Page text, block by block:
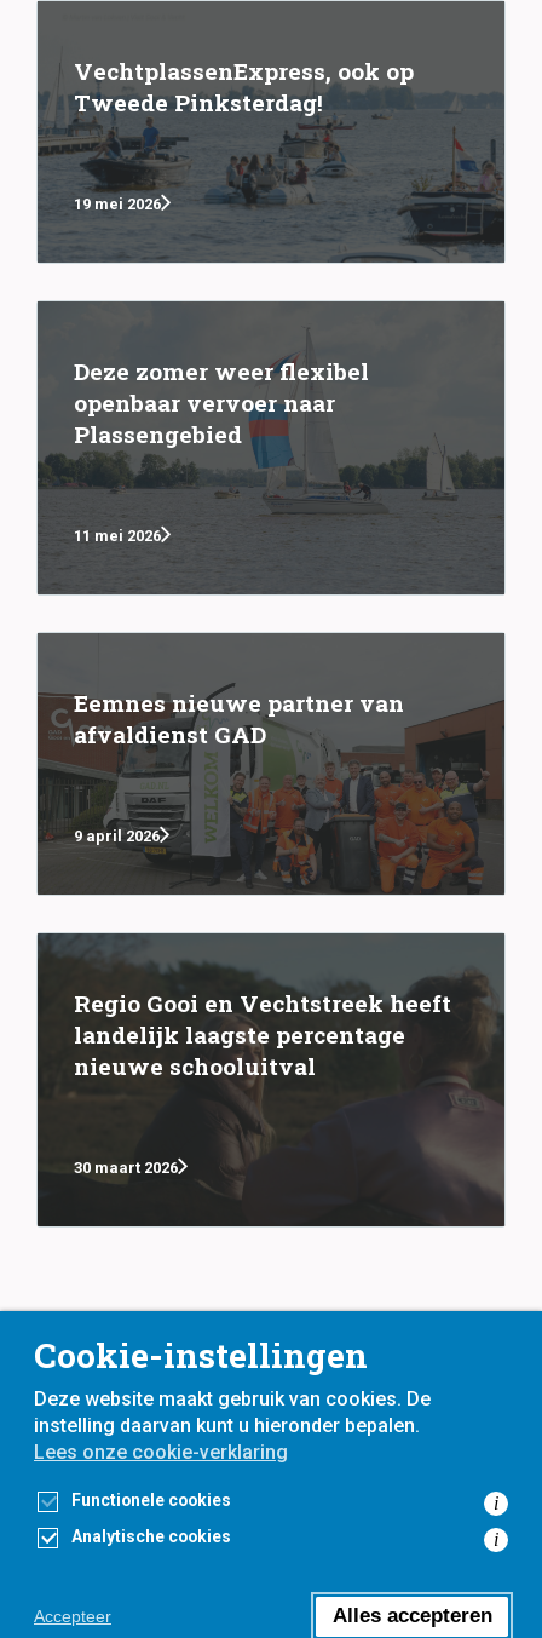
VechtplassenExpress, ook op
Tweede Pinksterdag!
19 mei 2026
Deze zomer weer flexibel
openbaar vervoer naar
Plassengebied
11 mei 2026
Eemnes nieuwe partner van
afvaldienst GAD
9 april 2026
Regio Gooi en Vechtstreek heeft
landelijk laagste percentage
nieuwe schooluitval
30 maart 2026
voor inwoners,metgemeenten
Toegankelijkheidsverklaring
Cookie-instellingen
Deze website maakt gebruik van cookies. De
instelling daarvan kunt u hieronder bepalen.
Lees onze cookie-verklaring
Functionele cookies i
Analytische cookies i
Accepteer Alles accepteren